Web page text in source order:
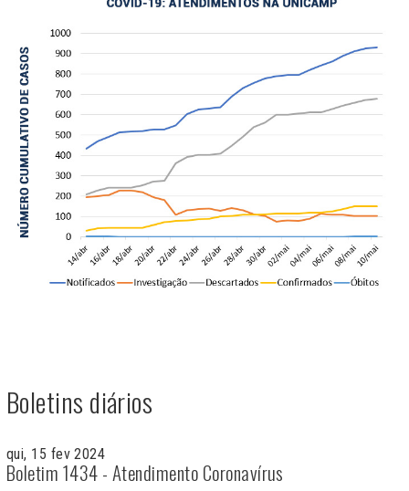
Boletins diários
qui, 15 fev 2024
Boletim 1434 - Atendimento Coronavírus